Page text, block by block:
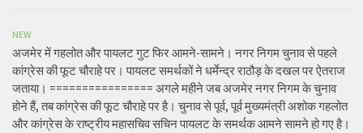
NEW
अजमेर में गहलोत और पायलट गुट फिर आमने-सामने। नगर निगम चुनाव से पहले
कांग्रेस की फूट चौराहे पर। पायलट समर्थकों ने धर्मेन्द्र राठौड़ के दखल पर ऐतराज
जताया। ================ अगले महीने जब अजमेर नगर निगम के चुनाव
होने हैं, तब कांग्रेस की फूट चौराहे पर है। चुनाव से पूर्व, पूर्व मुख्यमंत्री अशोक गहलोत
और कांग्रेस के राष्ट्रीय महासचिव सचिन पायलट के समर्थक आमने सामने हो गए है।